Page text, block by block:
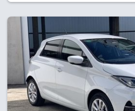
de los
de datos
objetivo